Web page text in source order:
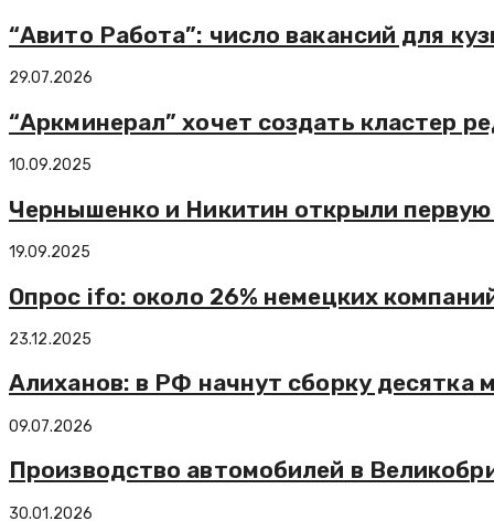
“Авито Работа”: число вакансий для
29.07.2026
“Аркминерал” хочет создать кластер
10.09.2025
Чернышенко и Никитин открыли
19.09.2025
Опрос ifo: около 26% немецких
23.12.2025
Алиханов: в РФ начнут сборку
09.07.2026
Производство автомобилей в
30.01.2026